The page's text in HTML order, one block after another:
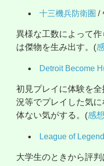
十三機兵防衛圏 /
異様な工数によって
は傑物を生み出す。(
Detroit Become
初見プレイに体験を
況等でプレイした気
体ない気がする。(感
League of
大学生のときから評